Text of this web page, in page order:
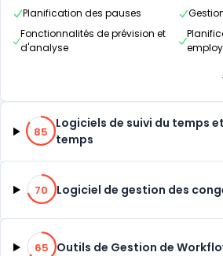
Planification des pauses
Fonctionnalités de prévision et
d'analyse
85% de compatibilité
85
Logiciels de suivi du temps
temps
70% de compatibilité
70 Logiciel de gestion des
65% de compatibilité
65 Outils de Gestion de